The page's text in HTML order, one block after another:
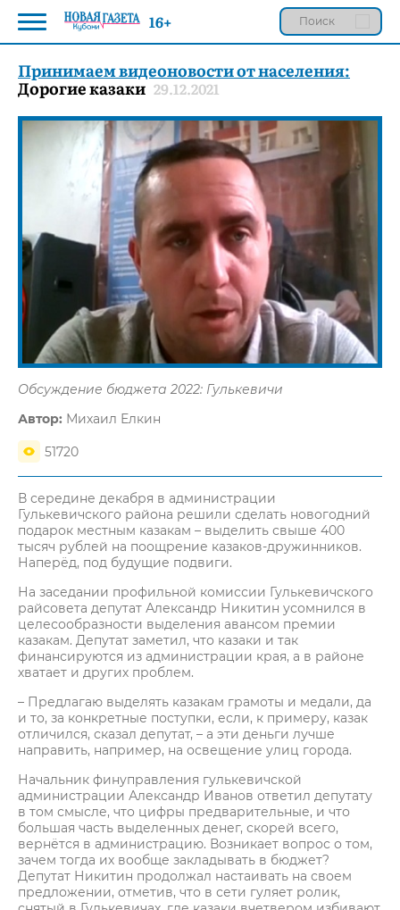
Принимаем видеоновости от населения:
Дорогие казаки 29.12.2021
Обсуждение бюджета 2022: Гулькевичи
Автор: Михаил Елкин
51720
В середине декабря в администрации
Гулькевичского района решили сделать новогодний
подарок местным казакам – выделить свыше 400
тысяч рублей на поощрение казаков-дружинников.
Наперёд, под будущие подвиги.
На заседании профильной комиссии Гулькевичского
райсовета депутат Александр Никитин усомнился в
целесообразности выделения авансом премии
казакам. Депутат заметил, что казаки и так
финансируются из администрации края, а в районе
хватает и других проблем.
– Предлагаю выделять казакам грамоты и медали, да
и то, за конкретные поступки, если, к примеру, казак
отличился, сказал депутат, – а эти деньги лучше
направить, например, на освещение улиц города.
Начальник финуправления гулькевичской
администрации Александр Иванов ответил депутату
в том смысле, что цифры предварительные, и что
большая часть выделенных денег, скорей всего,
вернётся в администрацию. Возникает вопрос о том,
зачем тогда их вообще закладывать в бюджет?
Депутат Никитин продолжал настаивать на своем
предложении, отметив, что в сети гуляет ролик,
16+